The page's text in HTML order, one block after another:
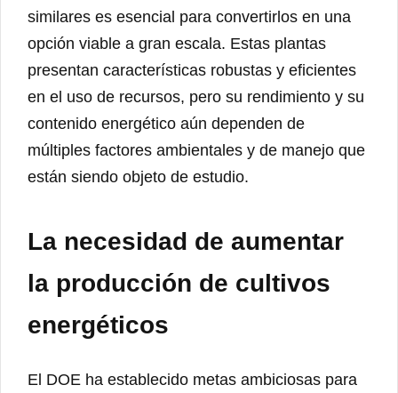
similares es esencial para convertirlos en una
opción viable a gran escala. Estas plantas
presentan características robustas y eficientes
en el uso de recursos, pero su rendimiento y su
contenido energético aún dependen de
múltiples factores ambientales y de manejo que
están siendo objeto de estudio.
La necesidad de aumentar
la producción de cultivos
energéticos
El DOE ha establecido metas ambiciosas para